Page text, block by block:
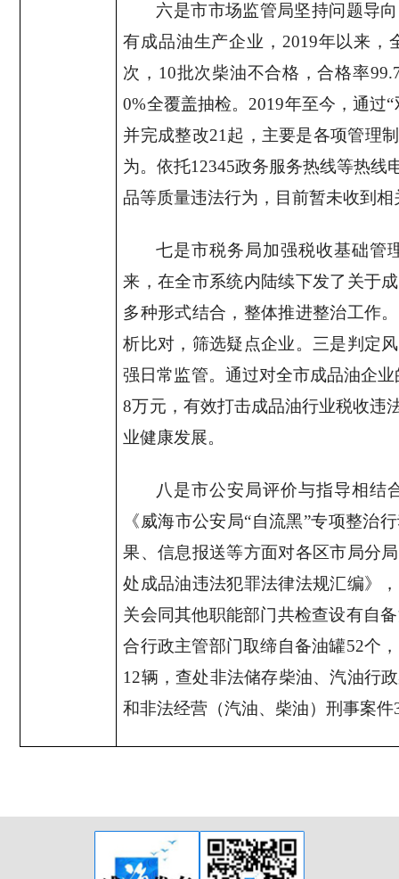
六是市市场监管局坚持问题导
有成品油生产企业， 2019年以来，
次， 10批次柴油不合格，合格率
0%全覆盖抽检。 2019年至今，通过
并完成整改21 起，主要是各项管理
为。依托12345政务服务热线等热线
品等质量违法行为，目前暂未收到
七是市税务局加强税收基础管
来，在全市系统内陆续下发了关于
多种形式结合，整体推进整治工作
析比对，筛选疑点企业。三是判定
强日常监管。通过对全市成品油企
8万元，有效打击成品油行业税收违
业健康发展。
八是市公安局评价与指导相结
《威海市公安局“自流黑”专项整治
果、信息报送等方面对各区市局分
处成品油违法犯罪法律法规汇编》
关会同其他职能部门共检查设有自
合行政主管部门取缔自备油罐52个
12辆，查处非法储存柴油、汽油行
和非法经营（汽油、柴油）刑事案件